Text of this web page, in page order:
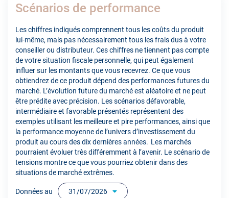
Scénarios de performance
Les chiffres indiqués comprennent tous les coûts du produit
lui-même, mais pas nécessairement tous les frais dus à votre
conseiller ou distributeur. Ces chiffres ne tiennent pas compte
de votre situation fiscale personnelle, qui peut également
influer sur les montants que vous recevrez. Ce que vous
obtiendrez de ce produit dépend des performances futures du
marché. L’évolution future du marché est aléatoire et ne peut
être prédite avec précision. Les scénarios défavorable,
intermédiaire et favorable présentés représentent des
exemples utilisant les meilleure et pire performances, ainsi que
la performance moyenne de l’univers d’investissement du
produit au cours des dix dernières années. Les marchés
pourraient évoluer très différemment à l’avenir. Le scénario de
tensions montre ce que vous pourriez obtenir dans des
situations de marché extrêmes.
Données au 31/07/2026